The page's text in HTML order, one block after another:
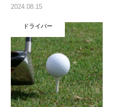
2024.08.15
ドライバー